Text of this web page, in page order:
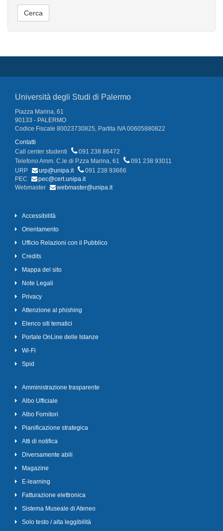
Università degli Studi di Palermo
Piazza Marina, 61
90133 - PALERMO
Codice Fiscale 80023730825, Partita IVA 00605880822
Contatti
Call center studenti
091 238 86472
Telefono Amm. C.le di P.zza Marina, 61
091 238 93011
URP
urp@unipa.it
091 238 93666
PEC
pec@cert.unipa.it
Webmaster
webmaster@unipa.it
Accessibilità
Orientamento
Ufficio Relazioni con il Pubblico
Credits
Mappa del sito
Note Legali
Privacy
Attenzione al phishing
Elenco siti tematici
Portale OnLine delle Istanze
Wi-Fi
Spid
Amministrazione trasparente
Albo Ufficiale
Albo Fornitori
Pianificazione strategica
Atti di notifica
Diversamente abili
Magazine
E-learning
Fatturazione elettronica
Sistema Museale di Ateneo
Solo testo / alta leggibilità